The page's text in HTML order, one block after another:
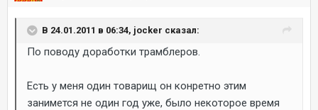
В 24.01.2011 в 06:34, jocker сказал:
По поводу доработки трамблеров.
Есть у меня один товарищ он конретно этим
занимется не один год уже, было некоторое время